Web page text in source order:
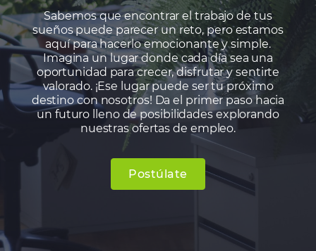
Sabemos que encontrar el trabajo de tus
sueños puede parecer un reto, pero estamos
aquí para hacerlo emocionante y simple.
Imagina un lugar donde cada día sea una
oportunidad para crecer, disfrutar y sentirte
valorado. ¡Ese lugar puede ser tu próximo
destino con nosotros! Da el primer paso hacia
un futuro lleno de posibilidades explorando
nuestras ofertas de empleo.
Postúlate